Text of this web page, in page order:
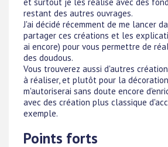
restant des autres ouvrages.
J'ai décidé récemment de me lancer
partager ces créations et les
ai encore) pour vous permettre de
des doudous.
Vous trouverez aussi d'autres
à réaliser, et plutôt pour la
m'autoriserai sans doute encore
avec des création plus classique
exemple.
Points forts